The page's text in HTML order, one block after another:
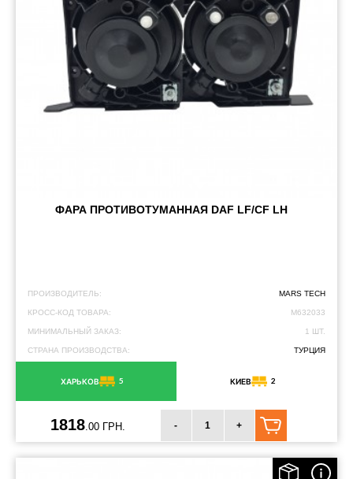
ФАРА ПРОТИВОТУМАННАЯ DAF LF/CF LH
ПРОИЗВОДИТЕЛЬ: MARS TECH
КРОСС-КОД ТОВАРА: M632033
МИНИМАЛЬНЫЙ ЗАКАЗ: 1 ШТ.
СТРАНА ПРОИЗВОДСТВА: ТУРЦИЯ
ХАРЬКОВ 5 КИЕВ 2
1818 .00 ГРН. - +